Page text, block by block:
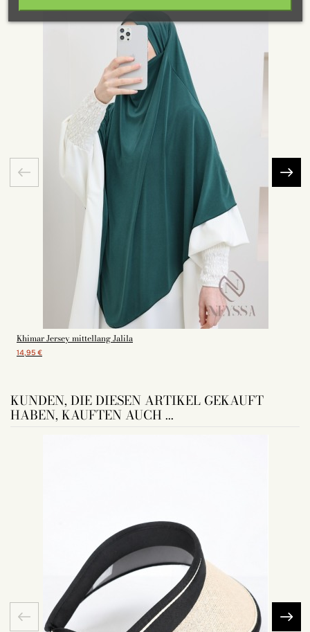
Khimar Jersey mittellang Jalila
14,95 €
KUNDEN, DIE DIESEN ARTIKEL GEKAUFT
HABEN, KAUFTEN AUCH ...